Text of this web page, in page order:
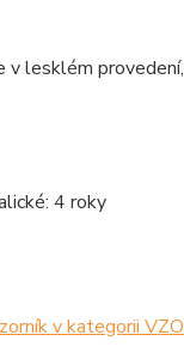
lesklém
4 roky
v kategorii